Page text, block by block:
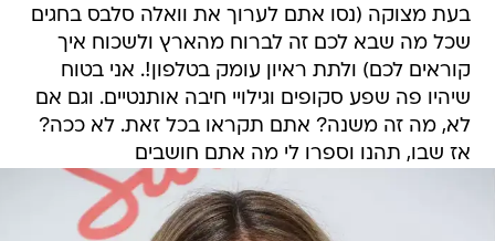
בעת מצוקה (נסו אתם לערוך את וואלה סלבס בחגים
שכל מה שבא לכם זה לברוח מהארץ ולשכוח איך
קוראים לכם) ולתת ראיון עומק בטלפון!. אני בטוח
שיהיו פה שפע סקופים וגילויי חיבה אותנטיים. וגם אם
לא, מה זה משנה? אתם תקראו בכל זאת. לא ככה?
אז שבו, תהנו וספרו לי מה אתם חושבים